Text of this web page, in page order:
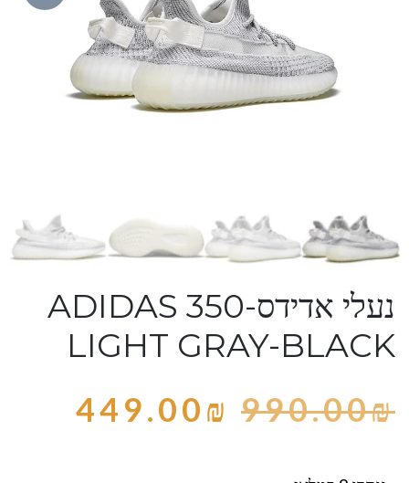
נעלי אדידס-ADIDAS 350
LIGHT GRAY-BLACK
990.00₪
449.00₪